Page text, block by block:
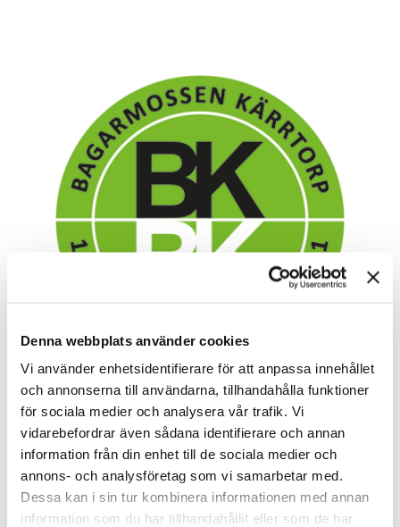
Denna webbplats använder cookies
Vi använder enhetsidentifierare för att anpassa innehållet
och annonserna till användarna, tillhandahålla funktioner
för sociala medier och analysera vår trafik. Vi
vidarebefordrar även sådana identifierare och annan
information från din enhet till de sociala medier och
annons- och analysföretag som vi samarbetar med.
Dessa kan i sin tur kombinera informationen med annan
information som du har tillhandahållit eller som de har
Bagarmossen Kärrtorp Bollklubb (BKBK)är en ideell förening
med crika 1 000 medlemmar och hemort i Stockholms stads
sydöstra närförorter. Med Bredd – Glädje – Gemenskap vill de
skapa en möjlighet för barn och ungdomar att spela fotboll i
södra Stockholm.